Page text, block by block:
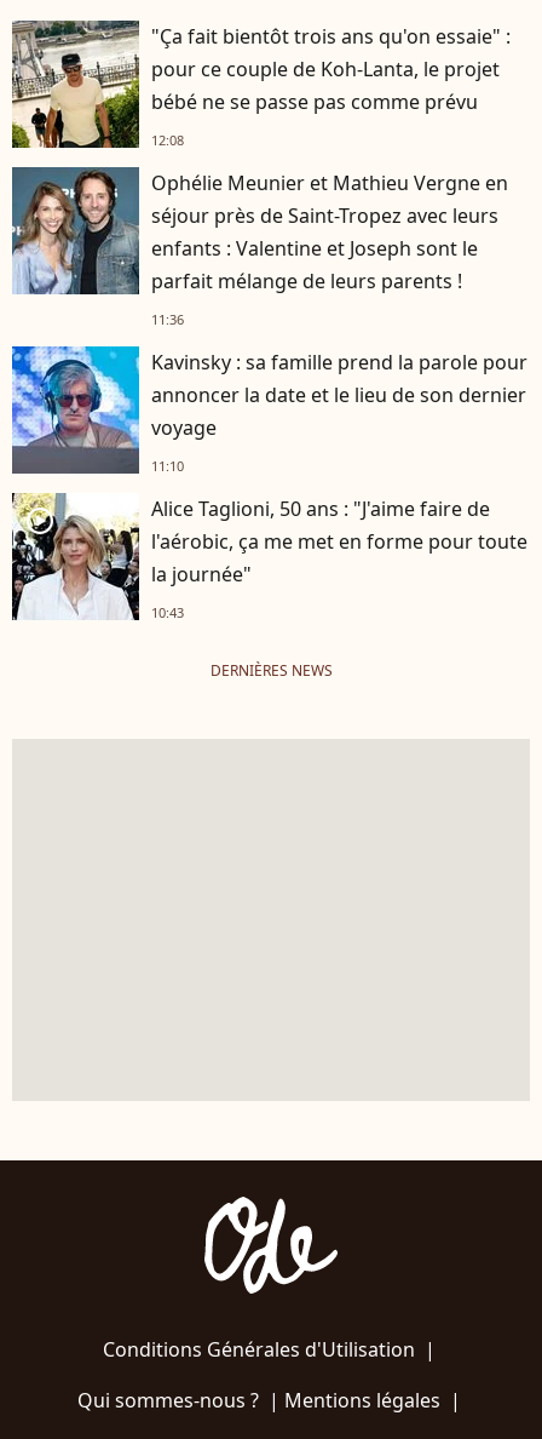
"Ça fait bientôt trois ans qu'on essaie" :
pour ce couple de Koh-Lanta, le projet
bébé ne se passe pas comme prévu
12:08
Ophélie Meunier et Mathieu Vergne en
séjour près de Saint-Tropez avec leurs
enfants : Valentine et Joseph sont le
parfait mélange de leurs parents !
11:36
Kavinsky : sa famille prend la parole pour
annoncer la date et le lieu de son dernier
voyage
11:10
player2
Alice Taglioni, 50 ans : "J'aime faire de
l'aérobic, ça me met en forme pour toute
la journée"
10:43
DERNIÈRES NEWS
Conditions Générales d'Utilisation |
Qui sommes-nous ?| Mentions légales |